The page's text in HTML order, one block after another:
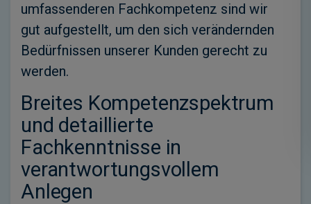
umfassenderen Fachkompetenz sind wir
gut aufgestellt, um den sich verändernden
Bedürfnissen unserer Kunden gerecht zu
werden.
Breites Kompetenzspektrum
und detaillierte
Fachkenntnisse in
verantwortungsvollem
Anlegen